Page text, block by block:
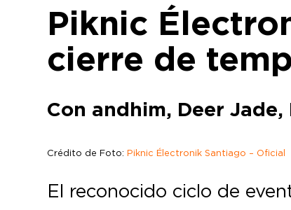
Piknic
cierre de
Con andhim, Deer
Crédito de Foto:Piknic Électronik Santiago – Oficial
El reconocido ciclo de